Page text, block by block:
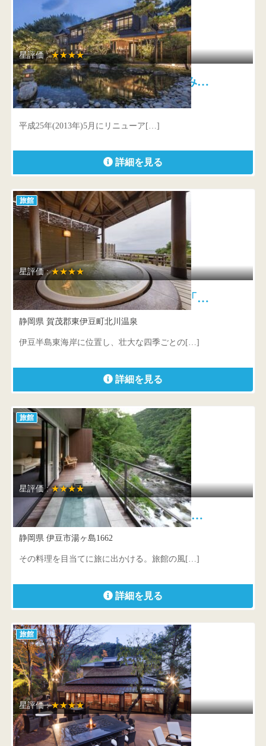
星評価 :★★★★
玉峰館 古き、新しき、極み…
静岡県 賀茂郡河津町峰440
平成25年(2013年)5月にリニューア[…]
詳細を見る
旅館
星評価 :★★★★
望水 海面に現れる月の道「…
静岡県 賀茂郡東伊豆町北川温泉
伊豆半島東海岸に位置し、壮大な四季ごとの[…]
詳細を見る
旅館
星評価 :★★★★
arcana izu 大人が自然体でく…
静岡県 伊豆市湯ヶ島1662
その料理を目当てに旅に出かける。旅館の風[…]
詳細を見る
旅館
星評価 :★★★★
東府やResort＆Spa－Izu …